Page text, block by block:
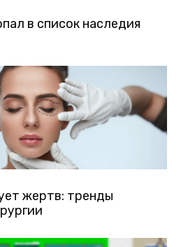
в список наследия
жертв: тренды